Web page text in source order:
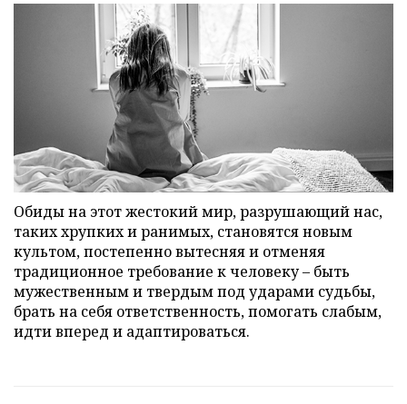
Обиды на этот жестокий мир, разрушающий нас,
таких хрупких и ранимых, становятся новым
культом, постепенно вытесняя и отменяя
традиционное требование к человеку – быть
мужественным и твердым под ударами судьбы,
брать на себя ответственность, помогать слабым,
идти вперед и адаптироваться.